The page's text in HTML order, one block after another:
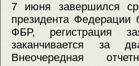
7 июня завершился
президента Федерации
ФБР, регистрация
заканчивается за
Внеочередная